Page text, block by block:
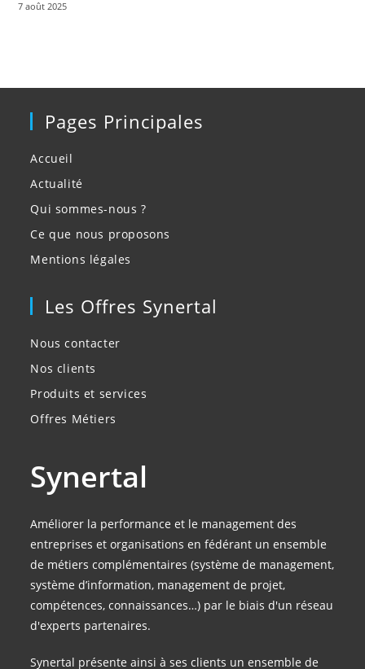
7 août 2025
Pages Principales
Accueil
Actualité
Qui sommes-nous ?
Ce que nous proposons
Mentions légales
Les Offres Synertal
Nous contacter
Nos clients
Produits et services
Offres Métiers
Synertal
Améliorer la performance et le management des
entreprises et organisations en fédérant un ensemble
de métiers complémentaires (système de management,
système d’information, management de projet,
compétences, connaissances…) par le biais d'un réseau
d'experts partenaires.
Synertal présente ainsi à ses clients un ensemble de